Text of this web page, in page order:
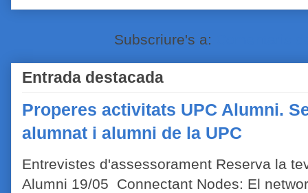
Subscriure's a:
Entrada destacada
Properes activitats UPC Alumni.
alumnat i alumni de la UPC
Entrevistes d'assessorament Reserva la
Alumni 19/05 Connectant Nodes: El